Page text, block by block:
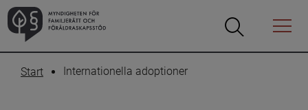
Öppna
Öppna
Menyn
Start Internationella adoptioner